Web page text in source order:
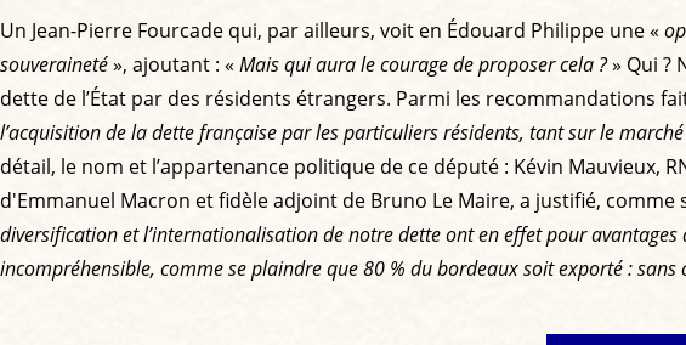
Un Jean-Pierre Fourcade qui, par ailleurs, voit en Édouard Philippe une «
souveraineté», ajoutant : «Mais qui aura le courage de proposer cela ?» Qui ?
dette de l’État par des résidents étrangers. Parmi les recommandations
l’acquisition de la dette française par les particuliers résidents, tant sur le
détail, le nom et l’appartenance politique de ce député : Kévin Mauvieux,
d'Emmanuel Macron et fidèle adjoint de Bruno Le Maire, a justifié,
diversification et l’internationalisation de notre dette ont en effet pour
incompréhensible, comme se plaindre que 80 % du bordeaux soit exporté : sans